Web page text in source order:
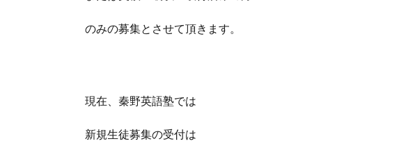
のみの募集とさせて頂きます。
現在、秦野英語塾では
新規生徒募集の受付は